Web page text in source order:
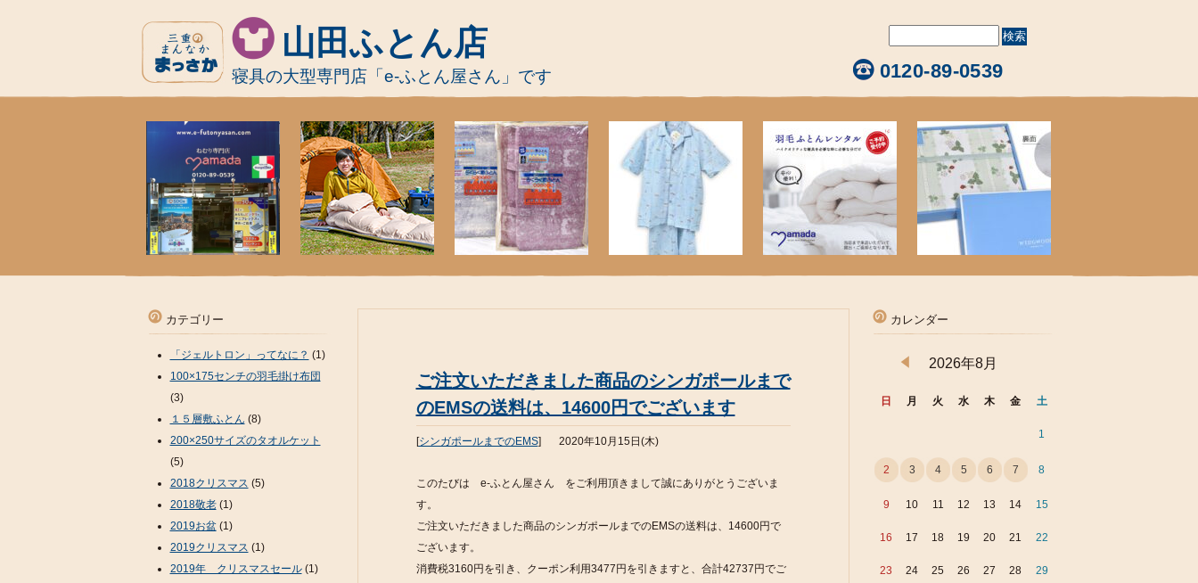
山田ふとん店
寝具の大型専門店「e-ふとん屋さん」です 0120-89-0539
ご注文いただきました商品のシンガポールまで
のEMSの送料は、14600円でございます
[シンガポールまでのEMS] 2020年10月15日(木)
このたびは e-ふとん屋さん をご利用頂きまして誠にありがとうございま
す。
ご注文いただきました商品のシンガポールまでのEMSの送料は、14600円で
ございます。
消費税3160円を引き、クーポン利用3477円を引きますと、合計42737円でご
カテゴリー
「ジェルトロン」ってなに？ (1)
100×175センチの羽毛掛け布団
(3)
１５層敷ふとん (8)
200×250サイズのタオルケット
(5)
2018クリスマス (5)
2018敬老(1)
2019お盆(1)
2019クリスマス (1)
2019年 クリスマスセール(1)
カレンダー
2026年8月
日 月 火 水 木 金 土
1
2 3 4 5 6 7 8
9 10 11 12 13 14 15
16 17 18 19 20 21 22
23 24 25 26 27 28 29